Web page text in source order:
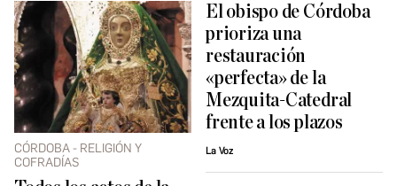
CÓRDOBA - RELIGIÓN Y
COFRADÍAS
El obispo de Córdoba
prioriza una
restauración
«perfecta» de la
Mezquita-Catedral
frente a los plazos
La Voz